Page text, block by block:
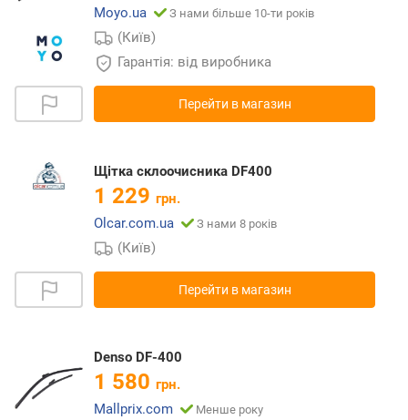
Moyo.ua
З нами більше 10-ти років
(Київ)
Гарантія: від виробника
Перейти в магазин
Щітка склоочисника DF400
1 229 грн.
Olcar.com.ua
З нами 8 років
(Київ)
Перейти в магазин
Denso DF-400
1 580 грн.
Mallprix.com
Менше року